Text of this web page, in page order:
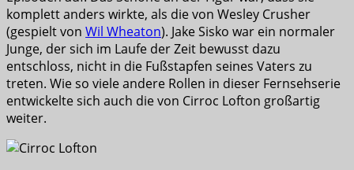
komplett anders wirkte, als die von Wesley Crusher
(gespielt von Wil Wheaton). Jake Sisko war ein normaler
Junge, der sich im Laufe der Zeit bewusst dazu
entschloss, nicht in die Fußstapfen seines Vaters zu
treten. Wie so viele andere Rollen in dieser Fernsehserie
entwickelte sich auch die von Cirroc Lofton großartig
weiter.